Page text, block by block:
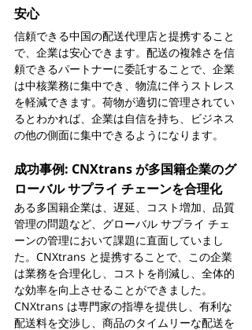
安心
信頼できる中国の配送代理店と提携すること
で、企業は安心できます。配送の複雑さを信
頼できるパートナーに委託することで、企業
は中核業務に集中でき、物流に伴うストレス
を軽減できます。荷物が適切に管理されてい
るとわかれば、企業は自信を持ち、ビジネス
の他の側面に集中できるようになります。
成功事例: CNXtrans が多国籍企業のグ
ローバル サプライ チェーンを合理化
ある多国籍企業は、遅延、コスト増加、品質
管理の問題など、グローバル サプライ チェ
ーンの管理において課題に直面していまし
た。CNXtrans と提携することで、この企業
は業務を合理化し、コストを削減し、全体的
な効率を向上させることができました。
CNXtrans は専門家の指導を提供し、有利な
配送料を交渉し、商品のタイムリーな配送を